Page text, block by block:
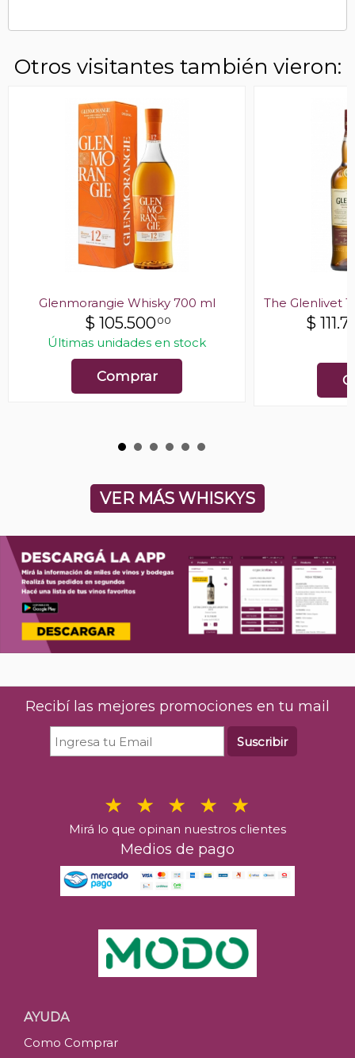
Otros visitantes también vieron:
Glenmorangie Whisky 700 ml
$ 105.50000
Últimas unidades en stock
Comprar
The Glenlivet
$
VER MÁS WHISKYS
Recibí las mejores promociones en tu mail
Suscribir
Mirá lo que opinan nuestros clientes
Medios de pago
AYUDA
Como Comprar